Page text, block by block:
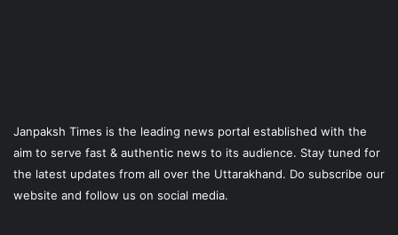
Janpaksh Times is the leading news portal established with the
aim to serve fast & authentic news to its audience. Stay tuned for
the latest updates from all over the Uttarakhand. Do subscribe our
website and follow us on social media.